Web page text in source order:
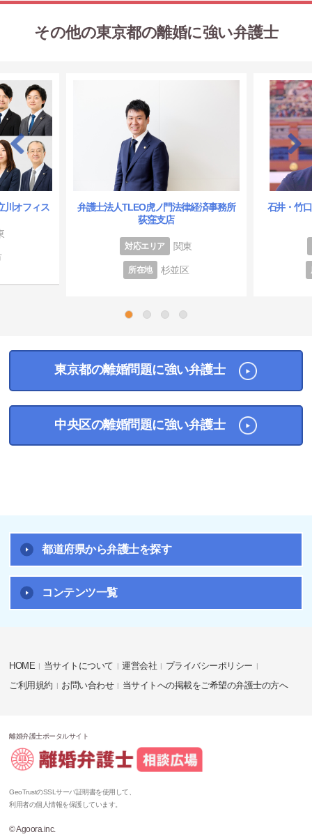
その他の東京都の離婚に強い弁護士
川オフィス
弁護士法人TLEO虎ノ門法律経済事務所
荻窪支店
対応エリア 関東
所在地 杉並区
石井・竹
東京都の離婚問題に強い弁護士
中央区の離婚問題に強い弁護士
都道府県から弁護士を探す
コンテンツ一覧
HOME 当サイトについて 運営会社
プライバシーポリシー
ご利用規約
お問い合わせ 当サイトへの掲載をご希望の弁護士の方へ
離婚弁護士ポータルサイト
GeoTrustのSSLサーバ証明書を使用して、
利用者の個人情報を保護しています。
© Agoora.inc.